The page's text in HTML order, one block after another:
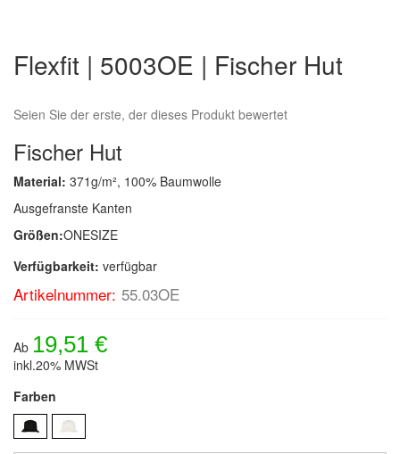
der
Bildergalerie
Flexfit | 5003OE | Fischer Hut
Seien Sie der erste, der dieses Produkt bewertet
Fischer Hut
Material: 371g/m², 100% Baumwolle
Ausgefranste Kanten
Größen:ONESIZE
Verfügbarkeit: verfügbar
Artikelnummer: 55.03OE
Ab 19,51 €
inkl.20% MWSt
Farben